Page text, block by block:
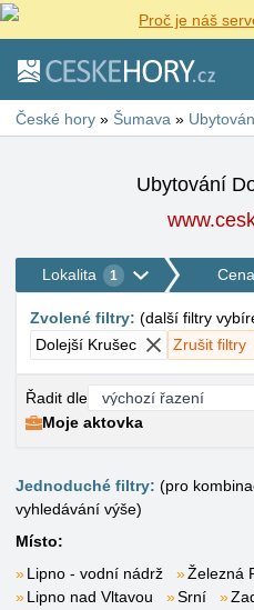
Proč je náš
České hory » Šumava »
Ubytování
Lokalita 1 Cena
Zvolené filtry: (další filtry
Dolejší Krušec
Zrušit filtry
Řadit dle
Moje aktovka
Jednoduché filtry: (pro
vyhledávání výše)
Místo:
Lipno - vodní nádrž
Železná
Lipno nad Vltavou
Srní